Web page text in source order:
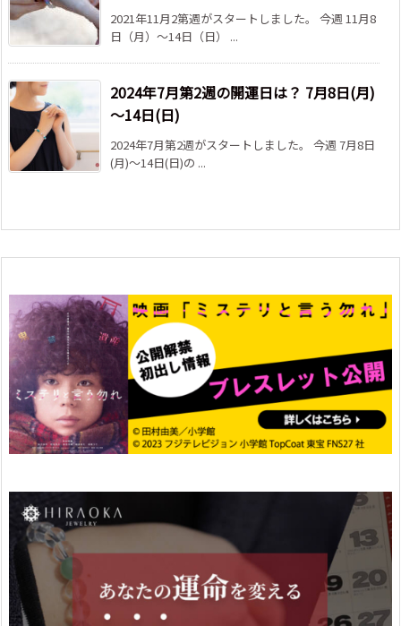
2021年11月2第週がスタートしました。 今週 11月8
日（月）～14日（日） ...
2024年7月第2週の開運日は？ 7月8日(月)
～14日(日)
2024年7月第2週がスタートしました。 今週 7月8日
(月)～14日(日)の ...